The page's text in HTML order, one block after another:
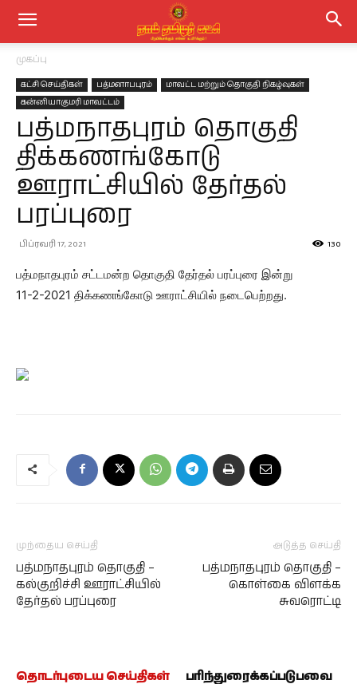
முகப்பு
கட்சி செய்திகள் பத்மனாபபுரம்
மாவட்ட மற்றும் தொகுதி நிகழ்வுகள்
கன்னியாகுமரி மாவட்டம்
பத்மநாதபுரம் தொகுதி
திக்கணங்கோடு
ஊராட்சியில் தேர்தல்
பரப்புரை
பிப்ரவரி 17, 2021 130
பத்மநாதபுரம் சட்டமன்ற தொகுதி தேர்தல் பரப்புரை இன்று
11-2-2021 திக்கணங்கோடு ஊராட்சியில் நடைபெற்றது.
முந்தைய செய்தி
பத்மநாதபுரம் தொகுதி –
கல்குறிச்சி ஊராட்சியில்
தேர்தல் பரப்புரை
அடுத்த செய்தி
பத்மநாதபுரம் தொகுதி –
கொள்கை விளக்க
சுவரொட்டி
தொடர்புடைய செய்திகள் பரிந்துரைக்கப்படுபவை